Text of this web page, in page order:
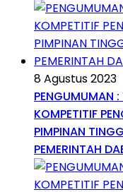
8 Agustus 2023
PENGUMUMAN :
KOMPETITIF
PIMPINAN
PEMERINTAH